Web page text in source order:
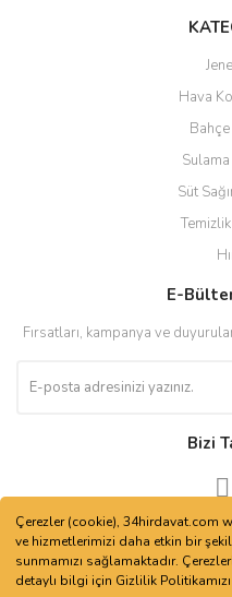
Çerezler (cookie), 34hirdavat.com
ve hizmetlerimizi daha etkin bir
sunmamızı sağlamaktadır.
detaylı bilgi için Gizlilik
Hava
Süt
E-
Fırsatları, kampanya ve
Bizi
© Tüm hakları saklıdır. Kredi